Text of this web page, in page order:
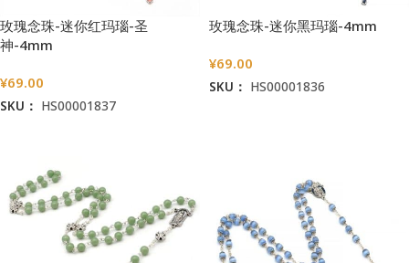
玫瑰念珠-迷你红玛瑙-圣
神-4mm
¥69.00
SKU： HS00001837
玫瑰念珠-迷你黑玛瑙-4mm
¥69.00
SKU： HS00001836